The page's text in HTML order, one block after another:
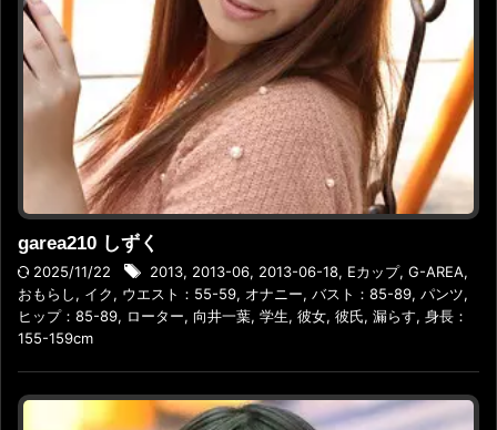
garea210 しずく
2025/11/22 2013, 2013-06, 2013-06-18, Eカップ, G-AREA,
おもらし, イク, ウエスト：55-59, オナニー, バスト：85-89, パンツ,
ヒップ：85-89, ローター, 向井一葉, 学生, 彼女, 彼氏, 漏らす, 身長：
155-159cm